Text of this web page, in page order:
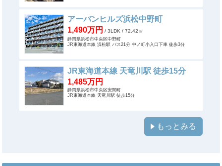
アーバンヒルズ浜松中野町
1,490万円 / 3LDK / 72.42㎡
静岡県浜松市中央区中野町
JR東海道本線 浜松駅 バス21分 中ノ町小入口下車 徒歩3分
JR東海道本線 天竜川駅 徒歩15分
1,485万円
静岡県浜松市中央区安間町
JR東海道本線 天竜川駅 徒歩15分
もっとみる